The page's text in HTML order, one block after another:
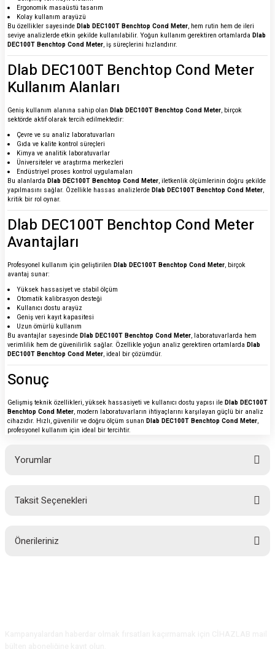
Ergonomik masaüstü tasarım
Kolay kullanım arayüzü
Bu özellikler sayesinde Dlab DEC100T Benchtop Cond Meter, hem rutin hem de ileri
seviye analizlerde etkin şekilde kullanılabilir. Yoğun kullanım gerektiren ortamlarda Dlab
DEC100T Benchtop Cond Meter, iş süreçlerini hızlandırır.
Dlab DEC100T Benchtop Cond Meter
Kullanım Alanları
Geniş kullanım alanına sahip olan Dlab DEC100T Benchtop Cond Meter, birçok
sektörde aktif olarak tercih edilmektedir:
Çevre ve su analiz laboratuvarları
Gıda ve kalite kontrol süreçleri
Kimya ve analitik laboratuvarlar
Üniversiteler ve araştırma merkezleri
Endüstriyel proses kontrol uygulamaları
Bu alanlarda Dlab DEC100T Benchtop Cond Meter, iletkenlik ölçümlerinin doğru şekilde
yapılmasını sağlar. Özellikle hassas analizlerde Dlab DEC100T Benchtop Cond Meter,
kritik bir rol oynar.
Dlab DEC100T Benchtop Cond Meter
Avantajları
Profesyonel kullanım için geliştirilen Dlab DEC100T Benchtop Cond Meter, birçok
avantaj sunar:
Yüksek hassasiyet ve stabil ölçüm
Otomatik kalibrasyon desteği
Kullanıcı dostu arayüz
Geniş veri kayıt kapasitesi
Uzun ömürlü kullanım
Bu avantajlar sayesinde Dlab DEC100T Benchtop Cond Meter, laboratuvarlarda hem
verimlilik hem de güvenilirlik sağlar. Özellikle yoğun analiz gerektiren ortamlarda Dlab
DEC100T Benchtop Cond Meter, ideal bir çözümdür.
Sonuç
Gelişmiş teknik özellikleri, yüksek hassasiyeti ve kullanıcı dostu yapısı ile Dlab DEC100T
Benchtop Cond Meter, modern laboratuvarların ihtiyaçlarını karşılayan güçlü bir analiz
cihazıdır. Hızlı, güvenilir ve doğru ölçüm sunan Dlab DEC100T Benchtop Cond Meter,
profesyonel kullanım için ideal bir tercihtir.
Yorumlar
Taksit Seçenekleri
Önerileriniz